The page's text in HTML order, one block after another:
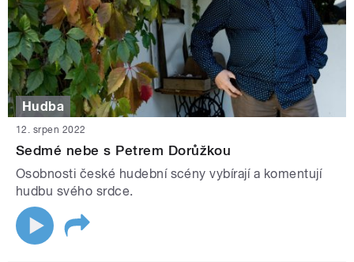
Hudba
12. srpen 2022
Sedmé nebe s Petrem Dorůžkou
Osobnosti české hudební scény vybírají a komentují
hudbu svého srdce.